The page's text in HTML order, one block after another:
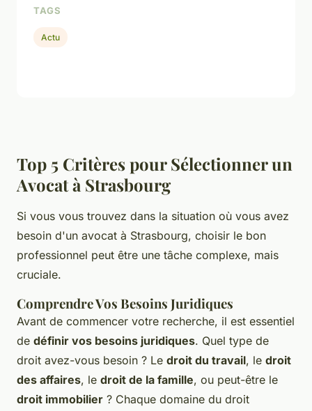
Top 5 Critères pour Sélectionner un
Avocat à Strasbourg
Si vous vous trouvez dans la situation où vous avez
besoin d'un avocat à Strasbourg, choisir le bon
professionnel peut être une tâche complexe, mais
cruciale.
Comprendre Vos Besoins Juridiques
Avant de commencer votre recherche, il est essentiel
de définir vos besoins juridiques. Quel type de
droit avez-vous besoin ? Le droit du travail, le droit
des affaires, le droit de la famille, ou peut-être le
droit immobilier ? Chaque domaine du droit
TAGS
Actu